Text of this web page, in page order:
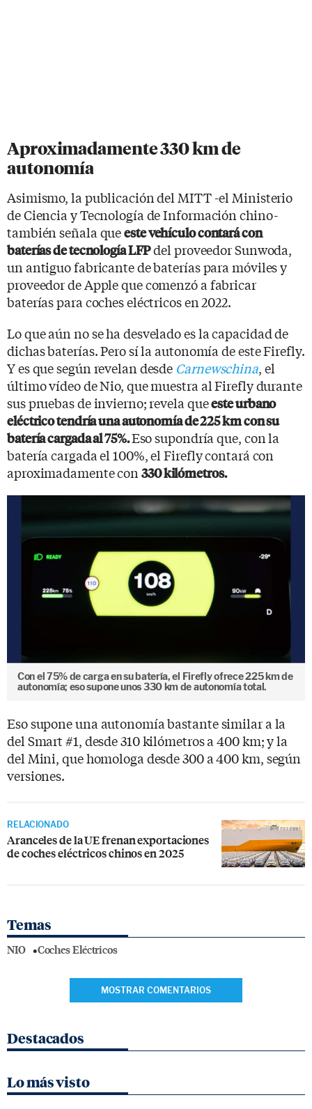
Aproximadamente 330 km de
autonomía
Asimismo, la publicación del MITT -el Ministerio
de Ciencia y Tecnología de Información chino-
también señala queeste vehículo contará con
baterías de tecnología LFPdel proveedor Sunwoda,
un antiguo fabricante de baterías para móviles y
proveedor de Apple que comenzó a fabricar
baterías para coches eléctricos en 2022.
Lo que aún no se ha desvelado es la capacidad de
dichas baterías. Pero sí la autonomía de este Firefly.
Y es que según revelan desde Carnewschina, el
último vídeo de Nio, que muestra al Firefly durante
sus pruebas de invierno; revela queeste urbano
eléctrico tendría una autonomía de 225 km con su
batería cargada al 75%.Eso supondría que, con la
batería cargada el 100%, el Firefly contará con
aproximadamente con330 kilómetros.
Con el 75% de carga en su batería, el Firefly ofrece 225 km de
autonomía; eso supone unos 330 km de autonomía total.
Eso supone una autonomía bastante similar a la
del Smart #1, desde 310 kilómetros a 400 km; y la
del Mini, que homologa desde 300 a 400 km, según
versiones.
RELACIONADO
Aranceles de la UE frenan exportaciones
de coches eléctricos chinos en 2025
Temas
NIO Coches Eléctricos
MOSTRAR COMENTARIOS
Destacados
Lo más visto